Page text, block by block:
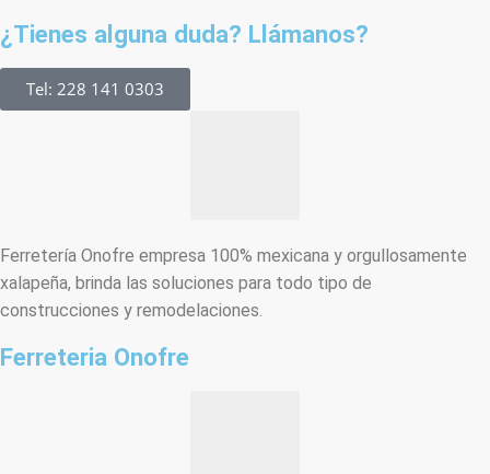
¿Tienes alguna duda? Llámanos?
Tel: 228 141 0303
Ferretería Onofre empresa 100% mexicana y orgullosamente
xalapeña, brinda las soluciones para todo tipo de
construcciones y remodelaciones.
Ferreteria Onofre